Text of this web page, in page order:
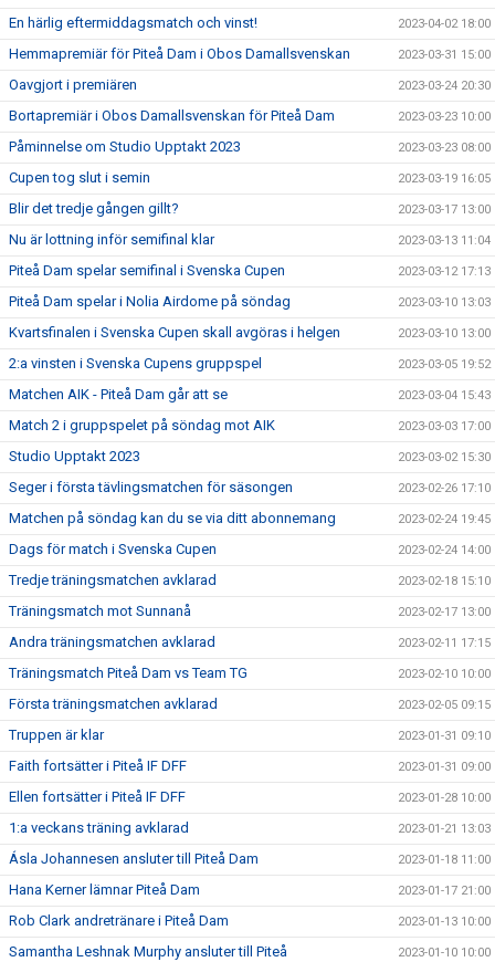
En härlig eftermiddagsmatch och vinst! 2023-04-02 18:00
Hemmapremiär för Piteå Dam i Obos Damallsvenskan 2023-03-31 15:00
Oavgjort i premiären 2023-03-24 20:30
Bortapremiär i Obos Damallsvenskan för Piteå Dam 2023-03-23 10:00
Påminnelse om Studio Upptakt 2023 2023-03-23 08:00
Cupen tog slut i semin 2023-03-19 16:05
Blir det tredje gången gillt? 2023-03-17 13:00
Nu är lottning inför semifinal klar 2023-03-13 11:04
Piteå Dam spelar semifinal i Svenska Cupen 2023-03-12 17:13
Piteå Dam spelar i Nolia Airdome på söndag 2023-03-10 13:03
Kvartsfinalen i Svenska Cupen skall avgöras i helgen 2023-03-10 13:00
2:a vinsten i Svenska Cupens gruppspel 2023-03-05 19:52
Matchen AIK - Piteå Dam går att se 2023-03-04 15:43
Match 2 i gruppspelet på söndag mot AIK 2023-03-03 17:00
Studio Upptakt 2023 2023-03-02 15:30
Seger i första tävlingsmatchen för säsongen 2023-02-26 17:10
Matchen på söndag kan du se via ditt abonnemang 2023-02-24 19:45
Dags för match i Svenska Cupen 2023-02-24 14:00
Tredje träningsmatchen avklarad 2023-02-18 15:10
Träningsmatch mot Sunnanå 2023-02-17 13:00
Andra träningsmatchen avklarad 2023-02-11 17:15
Träningsmatch Piteå Dam vs Team TG 2023-02-10 10:00
Första träningsmatchen avklarad 2023-02-05 09:15
Truppen är klar 2023-01-31 09:10
Faith fortsätter i Piteå IF DFF 2023-01-31 09:00
Ellen fortsätter i Piteå IF DFF 2023-01-28 10:00
1:a veckans träning avklarad 2023-01-21 13:03
Ásla Johannesen ansluter till Piteå Dam 2023-01-18 11:00
Hana Kerner lämnar Piteå Dam 2023-01-17 21:00
Rob Clark andretränare i Piteå Dam 2023-01-13 10:00
Samantha Leshnak Murphy ansluter till Piteå 2023-01-10 10:00